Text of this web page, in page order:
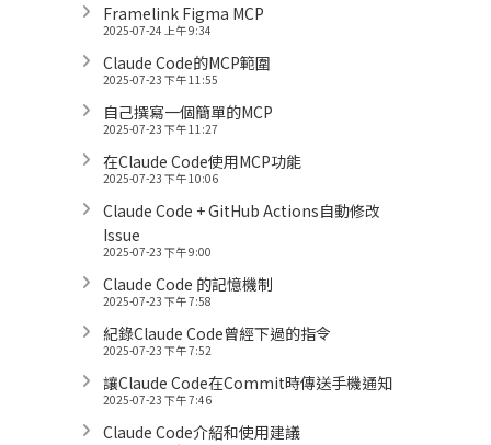
Framelink Figma MCP
2025-07-24 上午 9:34
Claude Code的MCP範圍
2025-07-23 下午 11:55
自己撰寫一個簡單的MCP
2025-07-23 下午 11:27
在Claude Code使用MCP功能
2025-07-23 下午 10:06
Claude Code + GitHub Actions自動修改
Issue
2025-07-23 下午 9:00
Claude Code 的記憶機制
2025-07-23 下午 7:58
紀錄Claude Code曾經下過的指令
2025-07-23 下午 7:52
讓Claude Code在Commit時傳送手機通知
2025-07-23 下午 7:46
Claude Code介紹和使用建議